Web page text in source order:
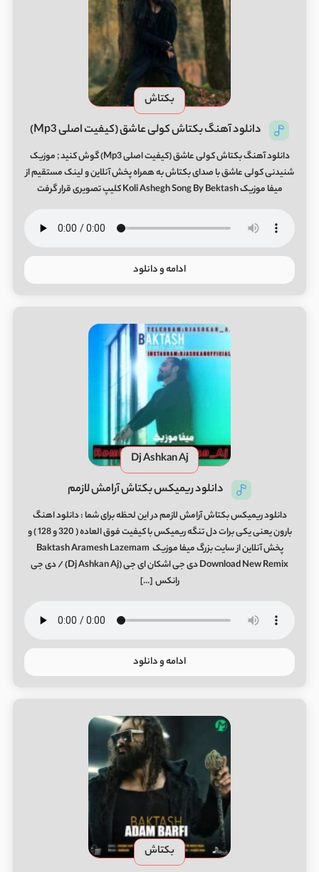
بکتاش
دانلود آهنگ بکتاش کولی عاشق (کیفیت اصلی Mp3)
دانلود آهنگ بکتاش کولی عاشق (کیفیت اصلی Mp3) گوش کنید ; موزیک
شنیدنی کولی عاشق با صدای بکتاش به همراه پخش آنلاین و لینک مستقیم از
میفا موزیک Koli Ashegh Song By Bektash کلیپ تصویری قرار گرفت
ادامه و دانلود
Dj Ashkan Aj
دانلود ریمیکس بکتاش آرامش لازمم
دانلود ریمیکس بکتاش آرامش لازمم در این لحظه برای شما : دانلود اهنگ
بارون یعنی یکی برات دل تنگه ریمیکس با کیفیت فوق العاده ( 320 و 128 ) و
پخش آنلاین از سایت بزرگ میفا موزیک Baktash Aramesh Lazemam
Download New Remix دی جی اشکان ای جی (Dj Ashkan Aj) / دی جی
رانکس […]
ادامه و دانلود
بکتاش